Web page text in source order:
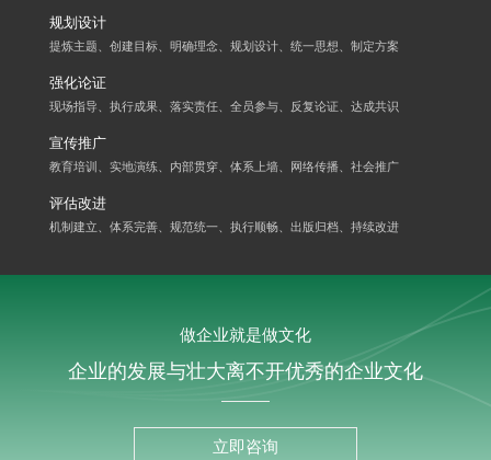
规划设计
提炼主题、创建目标、明确理念、规划设计、统一思想、制定方案
强化论证
现场指导、执行成果、落实责任、全员参与、反复论证、达成共识
宣传推广
教育培训、实地演练、内部贯穿、体系上墙、网络传播、社会推广
评估改进
机制建立、体系完善、规范统一、执行顺畅、出版归档、持续改进
做企业就是做文化
企业的发展与壮大离不开优秀的企业文化
立即咨询